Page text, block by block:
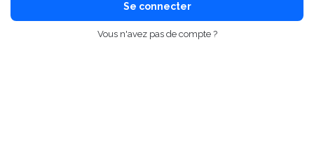
Se connecter
Vous n'avez pas de compte ?